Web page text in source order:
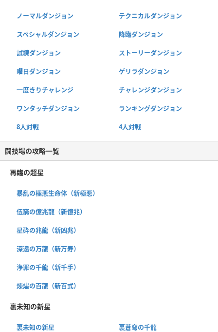
ノーマルダンジョン テクニカルダンジョン
スペシャルダンジョン 降臨ダンジョン
試練ダンジョン ストーリーダンジョン
曜日ダンジョン ゲリラダンジョン
一度きりチャレンジ チャレンジダンジョン
ワンタッチダンジョン ランキングダンジョン
8人対戦 4人対戦
闘技場の攻略一覧
再臨の超星
暴乱の極悪生命体（新極悪）
伍窮の億兆龍（新億兆）
星砕の兆龍（新凶兆）
深遠の万龍（新万寿）
浄罪の千龍（新千手）
煉燼の百龍（新百式）
裏未知の新星
裏未知の新星 裏蒼穹の千龍